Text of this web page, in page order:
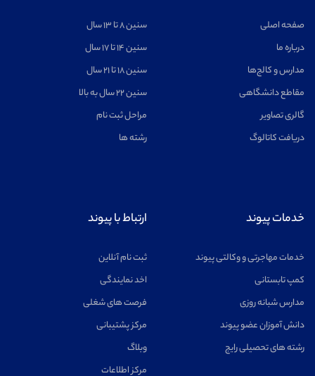
اخترفیزیک مشاهده
صفحه اصلی
درباره ما
مدارس و کالج‌ها
مقاطع دانشگاهی
گالری تصاویر
دریافت کاتالوگ
سنین ۸ تا ۱۳ سال
سنین ۱۴ تا ۱۷ سال
سنین ۱۸ تا ۲۱ سال
سنین ۲۲ سال به بالا
مراحل ثبت نام
رشته ها
خدمات پیوند
خدمات مهاجرتی و وکالتی پیوند
کمپ تابستانی
مدارس شبانه روزی
دانش آموزان عضو پیوند
رشته های تحصیلی رایج
ارتباط با پیوند
ثبت نام آنلاین
اخد نمایندگی
فرصت های شغلی
مرکز پشتیبانی
وبلاگ
مرکز اطلاعات